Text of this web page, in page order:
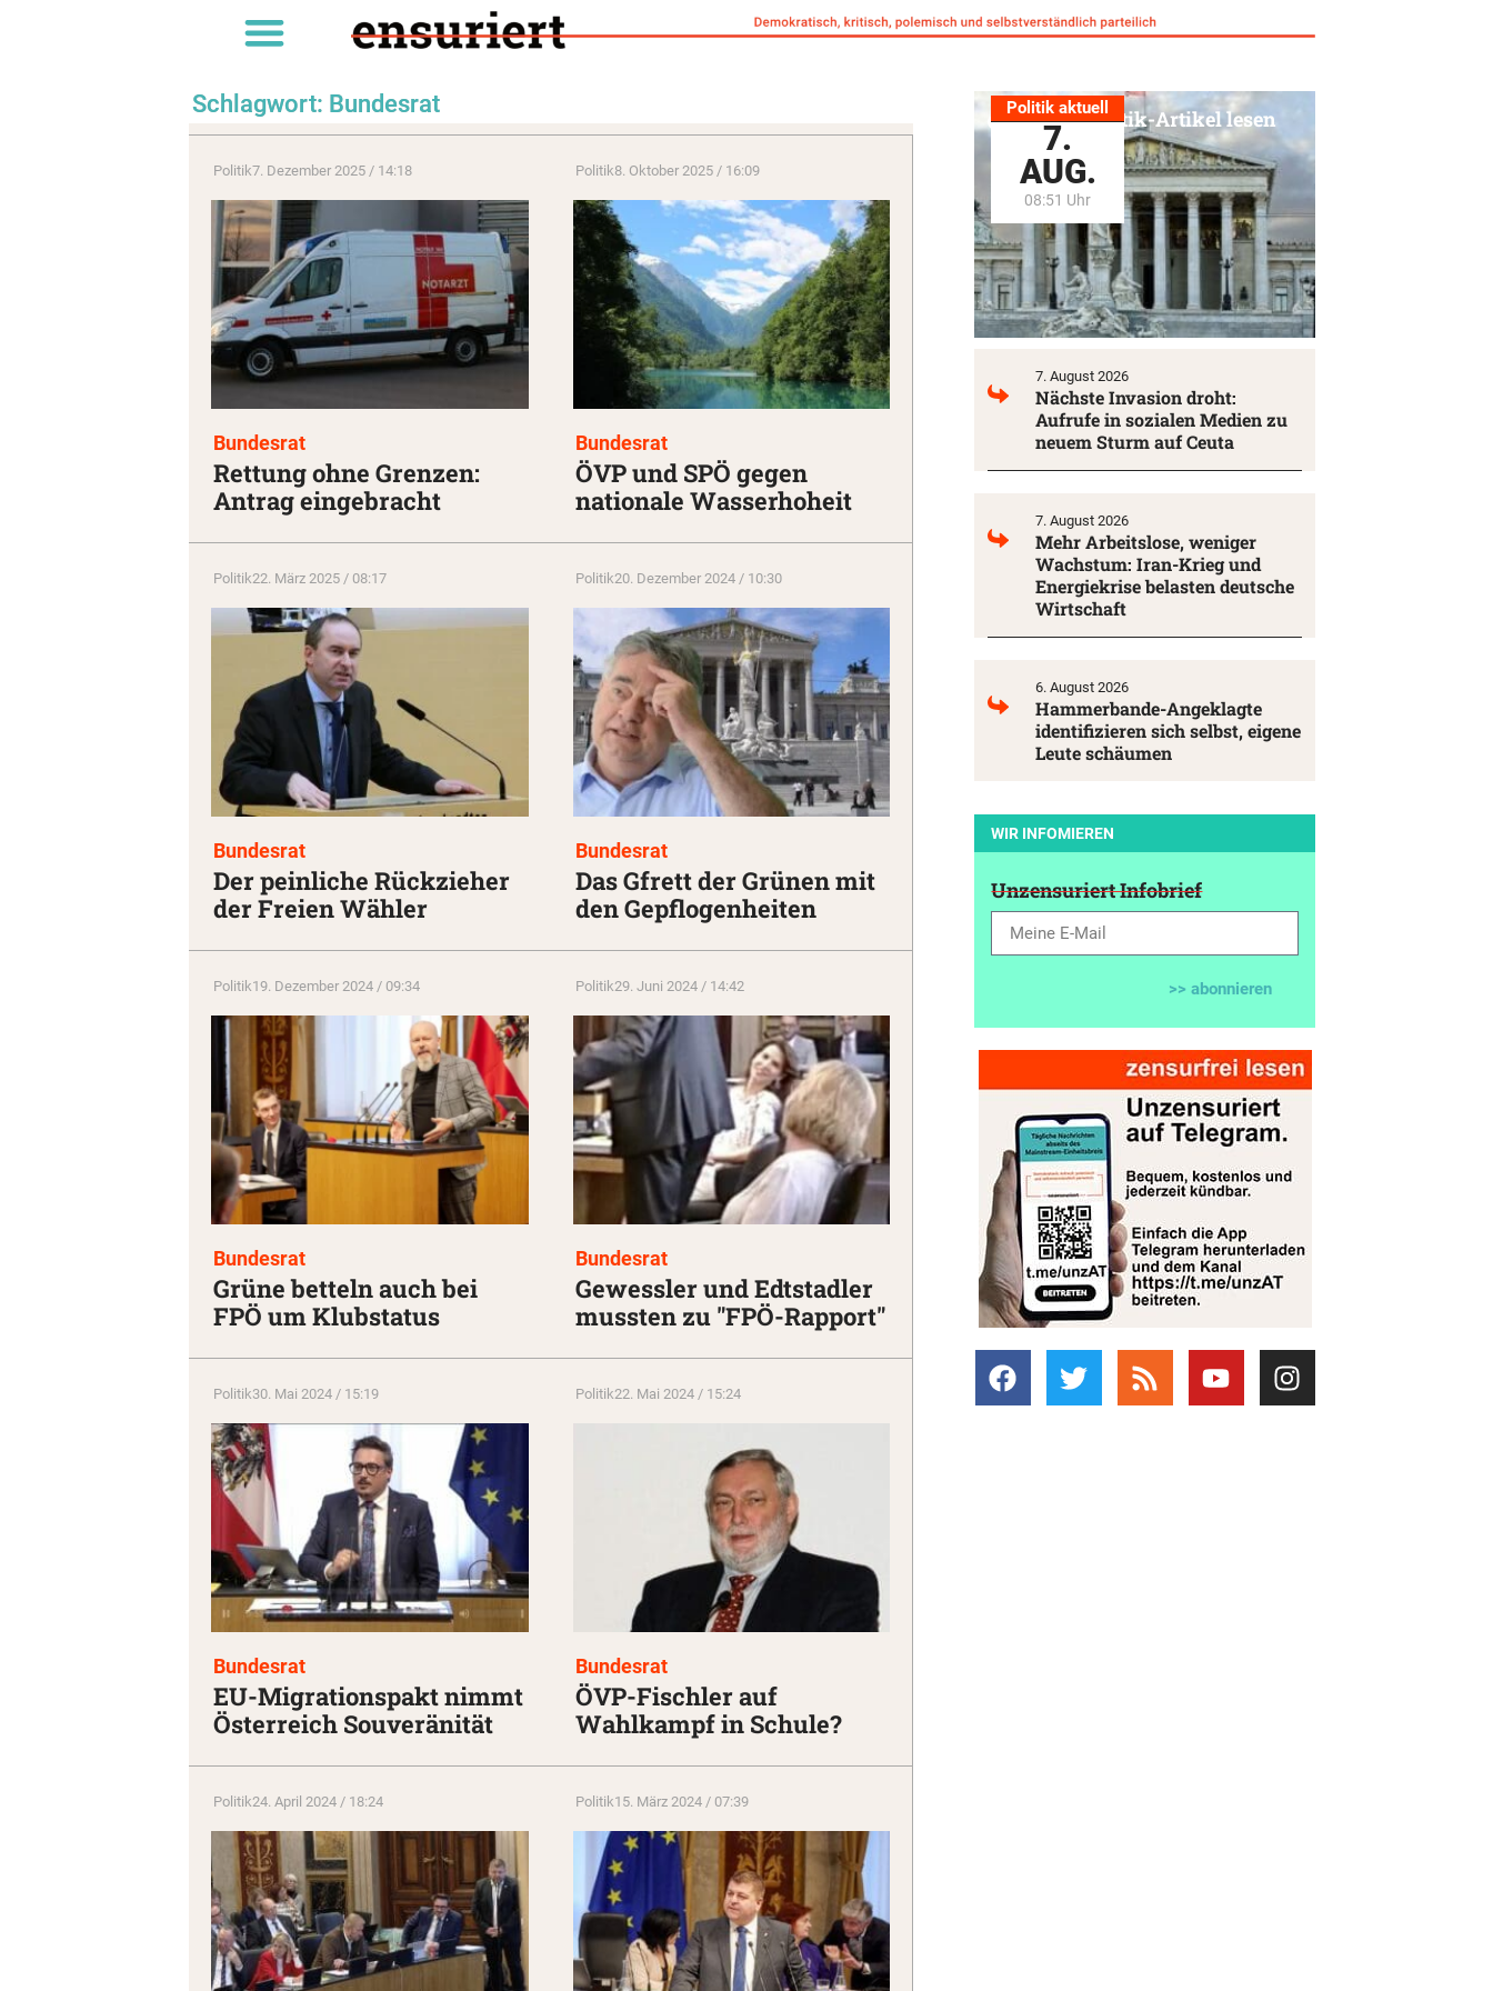
Schlagwort: Bundesrat
Politik7. Dezember 2025 / 14:18
Bundesrat
Rettung ohne Grenzen:
Antrag eingebracht
Politik8. Oktober 2025 / 16:09
Bundesrat
ÖVP und SPÖ gegen
nationale Wasserhoheit
Politik22. März 2025 / 08:17
Bundesrat
Der peinliche Rückzieher
der Freien Wähler
Politik20. Dezember 2024 / 10:30
Bundesrat
Das Gfrett der Grünen mit
den Gepflogenheiten
Politik19. Dezember 2024 / 09:34
Bundesrat
Grüne betteln auch bei
FPÖ um Klubstatus
Politik29. Juni 2024 / 14:42
Bundesrat
Gewessler und Edtstadler
mussten zu "FPÖ-Rapport"
Politik30. Mai 2024 / 15:19
Bundesrat
EU-Migrationspakt nimmt
Österreich Souveränität
Politik22. Mai 2024 / 15:24
Bundesrat
ÖVP-Fischler auf
Wahlkampf in Schule?
Politik24. April 2024 / 18:24 Politik15. März 2024 / 07:39
Politik aktuell
7.
AUG.
08:51 Uhr
Alle Politik-Artikel lesen
7. August 2026
Nächste Invasion droht:
Aufrufe in sozialen Medien zu
neuem Sturm auf Ceuta
7. August 2026
Mehr Arbeitslose, weniger
Wachstum: Iran-Krieg und
Energiekrise belasten deutsche
Wirtschaft
6. August 2026
Hammerbande-Angeklagte
identifizieren sich selbst, eigene
Leute schäumen
WIR INFOMIEREN
Unzensuriert Infobrief
>> abonnieren